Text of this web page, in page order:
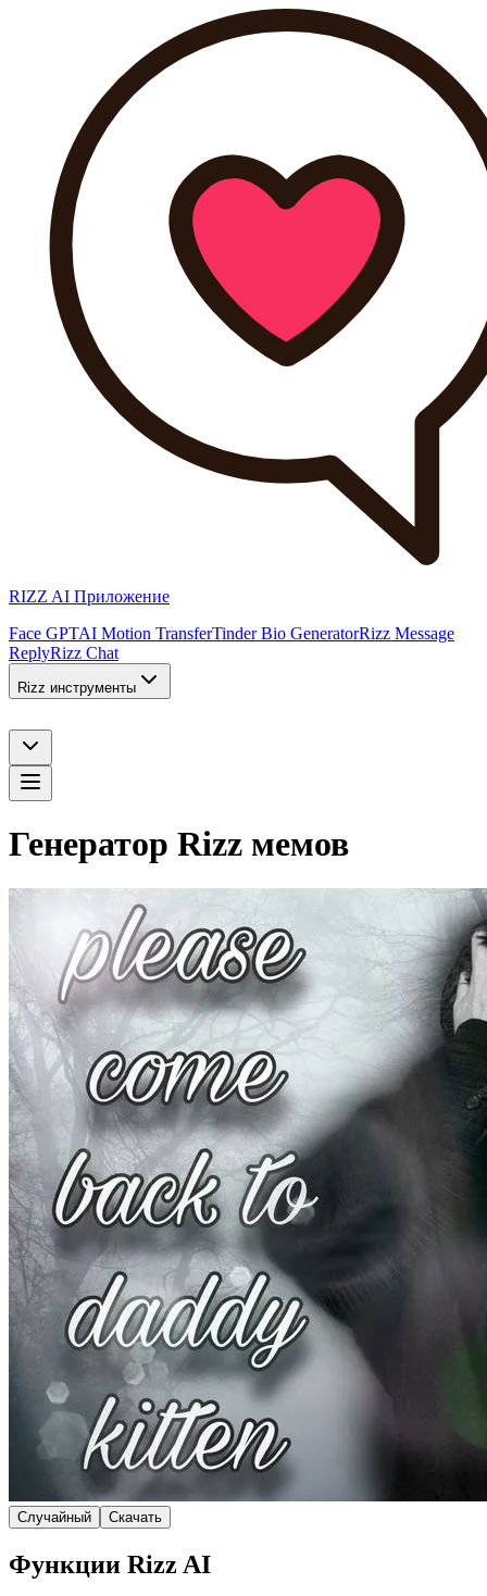
RIZZ AI Приложение
Face GPTAI Motion TransferTinder Bio GeneratorRizz Message
ReplyRizz Chat
Rizz инструменты
Генератор Rizz мемов
Случайный Скачать
Функции Rizz AI